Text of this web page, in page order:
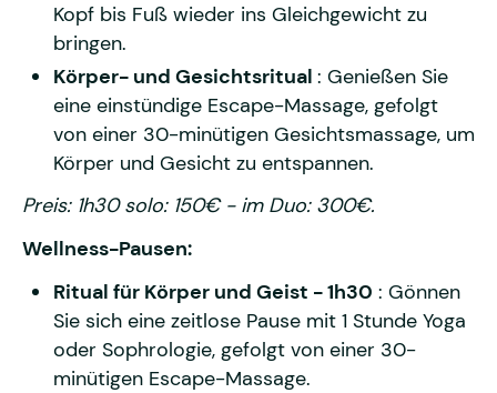
Kopf bis Fuß wieder ins Gleichgewicht zu
bringen.
Körper- und Gesichtsritual : Genießen Sie
eine einstündige Escape-Massage, gefolgt
von einer 30-minütigen Gesichtsmassage, um
Körper und Gesicht zu entspannen.
Preis: 1h30 solo: 150€ - im Duo: 300€.
Wellness-Pausen:
Ritual für Körper und Geist - 1h30 : Gönnen
Sie sich eine zeitlose Pause mit 1 Stunde Yoga
oder Sophrologie, gefolgt von einer 30-
minütigen Escape-Massage.